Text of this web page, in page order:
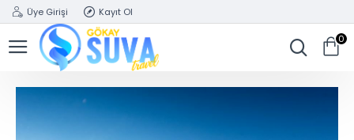
Üye Girişi Kayıt Ol
0